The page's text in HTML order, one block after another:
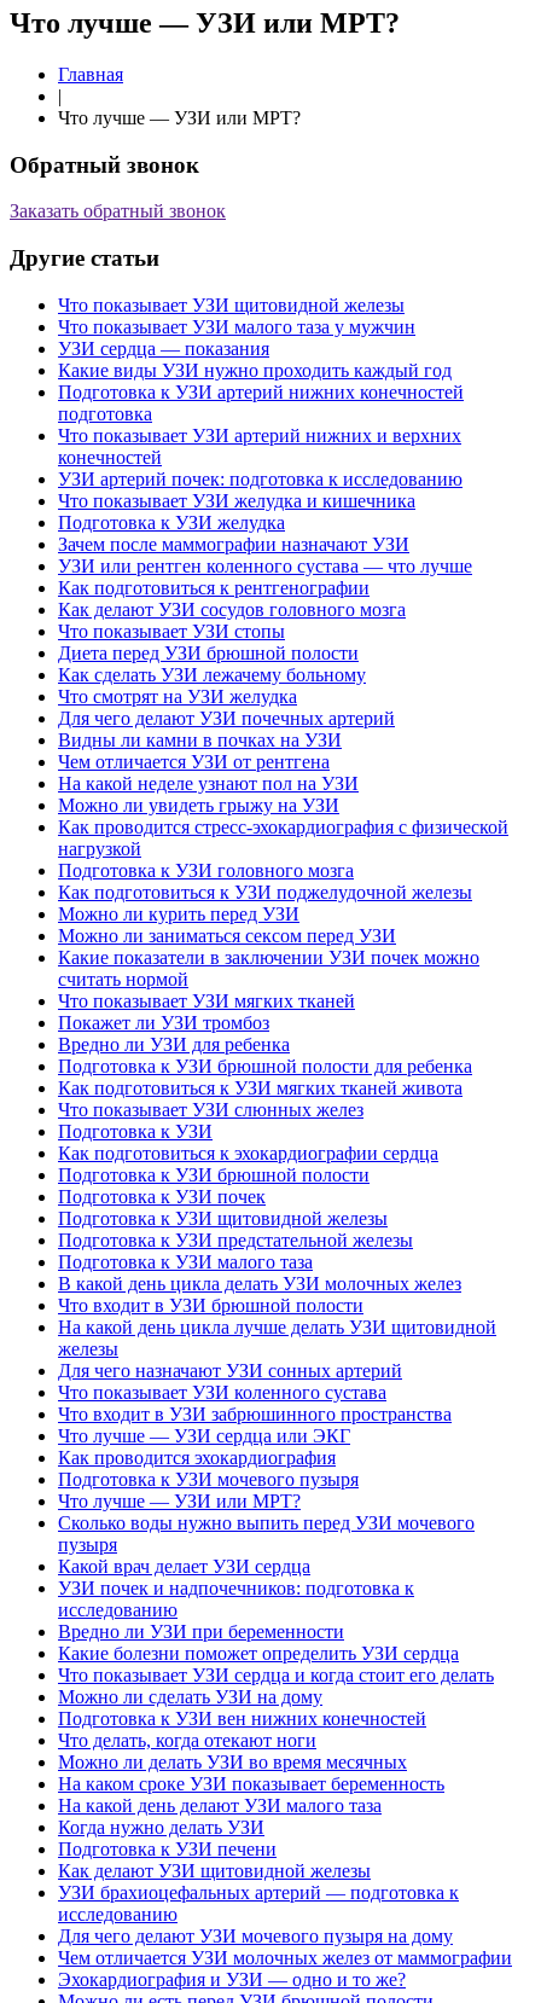
Что лучше — УЗИ или МРТ?
Главная
|
Что лучше — УЗИ или МРТ?
Обратный звонок
Заказать обратный звонок
Другие статьи
Что показывает УЗИ щитовидной железы
Что показывает УЗИ малого таза у мужчин
УЗИ сердца — показания
Какие виды УЗИ нужно проходить каждый год
Подготовка к УЗИ артерий нижних конечностей
подготовка
Что показывает УЗИ артерий нижних и верхних
конечностей
УЗИ артерий почек: подготовка к исследованию
Что показывает УЗИ желудка и кишечника
Подготовка к УЗИ желудка
Зачем после маммографии назначают УЗИ
УЗИ или рентген коленного сустава — что лучше
Как подготовиться к рентгенографии
Как делают УЗИ сосудов головного мозга
Что показывает УЗИ стопы
Диета перед УЗИ брюшной полости
Как сделать УЗИ лежачему больному
Что смотрят на УЗИ желудка
Для чего делают УЗИ почечных артерий
Видны ли камни в почках на УЗИ
Чем отличается УЗИ от рентгена
На какой неделе узнают пол на УЗИ
Можно ли увидеть грыжу на УЗИ
Как проводится стресс-эхокардиография с физической
нагрузкой
Подготовка к УЗИ головного мозга
Как подготовиться к УЗИ поджелудочной железы
Можно ли курить перед УЗИ
Можно ли заниматься сексом перед УЗИ
Какие показатели в заключении УЗИ почек можно
считать нормой
Что показывает УЗИ мягких тканей
Покажет ли УЗИ тромбоз
Вредно ли УЗИ для ребенка
Подготовка к УЗИ брюшной полости для ребенка
Как подготовиться к УЗИ мягких тканей живота
Что показывает УЗИ слюнных желез
Подготовка к УЗИ
Как подготовиться к эхокардиографии сердца
Подготовка к УЗИ брюшной полости
Подготовка к УЗИ почек
Подготовка к УЗИ щитовидной железы
Подготовка к УЗИ предстательной железы
Подготовка к УЗИ малого таза
В какой день цикла делать УЗИ молочных желез
Что входит в УЗИ брюшной полости
На какой день цикла лучше делать УЗИ щитовидной
железы
Для чего назначают УЗИ сонных артерий
Что показывает УЗИ коленного сустава
Что входит в УЗИ забрюшинного пространства
Что лучше — УЗИ сердца или ЭКГ
Как проводится эхокардиография
Подготовка к УЗИ мочевого пузыря
Что лучше — УЗИ или МРТ?
Сколько воды нужно выпить перед УЗИ мочевого
пузыря
Какой врач делает УЗИ сердца
УЗИ почек и надпочечников: подготовка к
исследованию
Вредно ли УЗИ при беременности
Какие болезни поможет определить УЗИ сердца
Что показывает УЗИ сердца и когда стоит его делать
Можно ли сделать УЗИ на дому
Подготовка к УЗИ вен нижних конечностей
Что делать, когда отекают ноги
Можно ли делать УЗИ во время месячных
На каком сроке УЗИ показывает беременность
На какой день делают УЗИ малого таза
Когда нужно делать УЗИ
Подготовка к УЗИ печени
Как делают УЗИ щитовидной железы
УЗИ брахиоцефальных артерий — подготовка к
исследованию
Для чего делают УЗИ мочевого пузыря на дому
Чем отличается УЗИ молочных желез от маммографии
Эхокардиография и УЗИ — одно и то же?